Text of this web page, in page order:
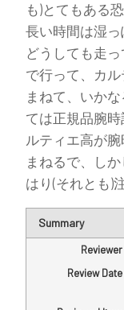
も)とてもある
長い時間は湿
どうしても走
で行って、カ
まねて、いか
ては正規品腕
ルティエ高が
まねるで、し
はり(それとも)
Summary
Reviewer
Review Date